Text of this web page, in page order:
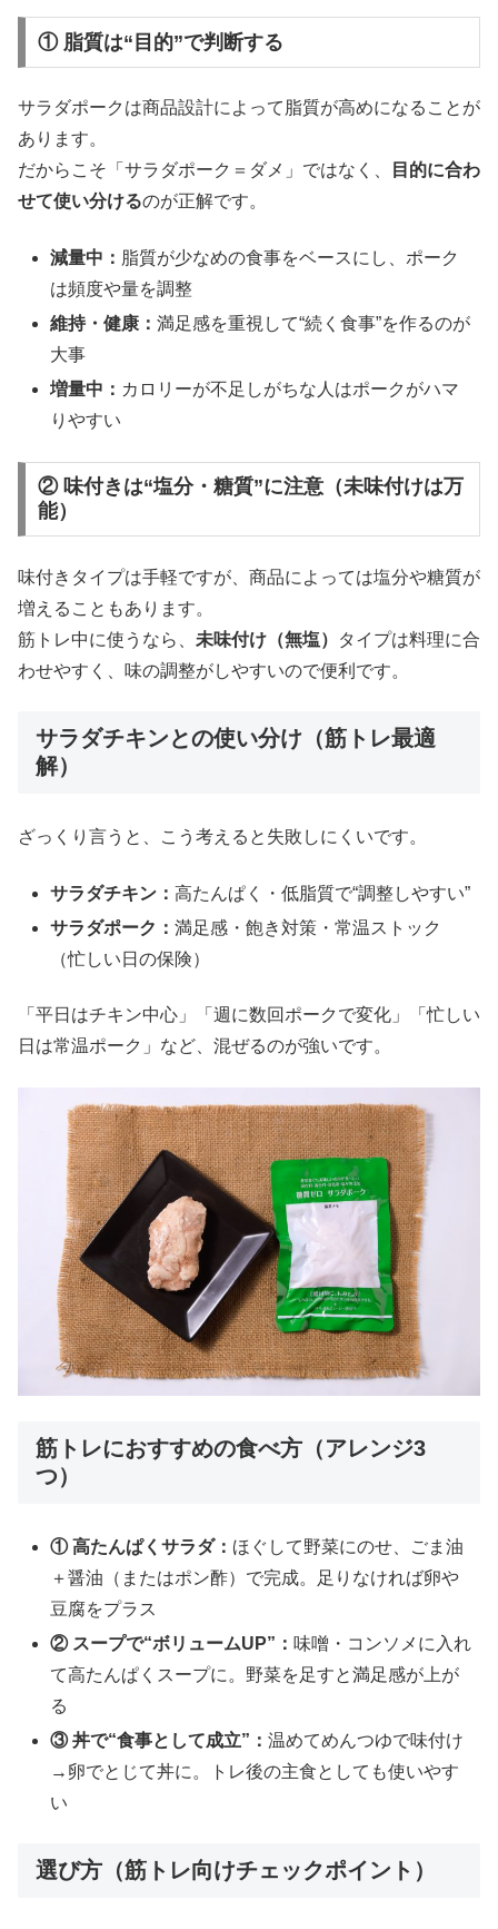
① 脂質は“目的”で判断する
サラダポークは商品設計によって脂質が高めになることが
あります。
だからこそ「サラダポーク＝ダメ」ではなく、
目的に合わ
せて使い分けるのが正解です。
減量中： 脂質が少なめの食事をベースにし、ポーク
は頻度や量を調整
維持・健康：満足感を重視して“続く食事”を作るのが
大事
増量中： カロリーが不足しがちな人はポークがハマ
りやすい
② 味付きは“塩分・糖質”に注意（未味付けは万
能）
味付きタイプは手軽ですが、商品によっては塩分や糖質が
増えることもあります。
筋トレ中に使うなら、 未味付け（無塩）
タイプは料理に合
わせやすく、味の調整がしやすいので便利です。
サラダチキンとの使い分け（筋トレ最適
解）
ざっくり言うと、こう考えると失敗しにくいです。
サラダチキン：高たんぱく・低脂質で“調整しやすい”
サラダポーク：満足感・飽き対策・常温ストック
（忙しい日の保険）
「平日はチキン中心」「週に数回ポークで変化」「忙しい
日は常温ポーク」など、混ぜるのが強いです。
筋トレにおすすめの食べ方（アレンジ3
つ）
① 高たんぱくサラダ： ほぐして野菜にのせ、ごま油
＋醤油（またはポン酢）で完成。足りなければ卵や
豆腐をプラス
② スープで“ボリュームUP”： 味噌・コンソメに入れ
て高たんぱくスープに。野菜を足すと満足感が上が
る
③ 丼で“食事として成立”：温めてめんつゆで味付け
→卵でとじて丼に。トレ後の主食としても使いやす
い
選び方（筋トレ向けチェックポイント）